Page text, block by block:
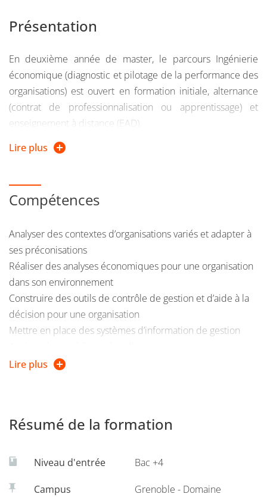
Présentation
En deuxième année de master, le parcours Ingénierie
économique (diagnostic et pilotage de la performance des
organisations) est ouvert en formation initiale, alternance
(contrat de professionnalisation ou apprentissage) et
enseignement à distance (EAD).
Le parcours Ingénierie économique (diagnostic et pilotage
problématiques d'analyse stratégique et industrielles et les
méthodes de l’analyse financière pour proposer aux
métiers à l’interface entre ingénieurs en système
d’information, économistes et gestionnaires.
Lire plus
Compétences
Analyser des contextes d’organisations variés et adapter à
ses préconisations
Réaliser des analyses économiques pour une organisation
dans son environnement
Construire des outils de contrôle de gestion et d’aide à la
décision pour une organisation
Mettre en place des systèmes d’information de gestion
améliorer sa performance
organisation
méthodologique
Lire plus
Résumé de la formation
Niveau d'entrée Bac +4
Campus
Grenoble - Domaine